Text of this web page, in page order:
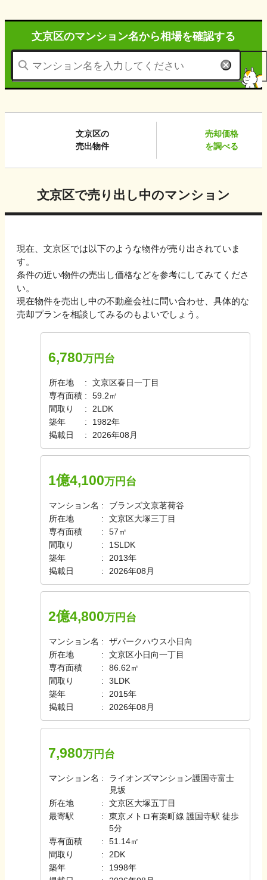
文京区のマンション名から相場を確認する
文京区の
売出物件
売却価格
を調べる
文京区で売り出し中のマンション
現在、 文京区では以下のような物件が売り出されていま
す。
条件の近い物件の売出し価格などを参考にしてみてくださ
い。
現在物件を売出し中の不動産会社に問い合わせ、具体的な
売却プランを相談してみるのもよいでしょう。
6,780万円台
所在地
文京区春日一丁目
専有面積
59.2㎡
間取り
2LDK
築年
1982年
掲載日
2026年08月
1億4,100万円台
マンション名
ブランズ文京茗荷谷
所在地
文京区大塚三丁目
専有面積
57㎡
間取り
1SLDK
築年
2013年
掲載日
2026年08月
2億4,800万円台
マンション名
ザパークハウス小日向
所在地
文京区小日向一丁目
専有面積
86.62㎡
間取り
3LDK
築年
2015年
掲載日
2026年08月
7,980万円台
マンション名
ライオンズマンション護国寺富士
見坂
所在地
文京区大塚五丁目
最寄駅
東京メトロ有楽町線 護国寺駅 徒歩
5分
専有面積
51.14㎡
間取り
2DK
築年
1998年